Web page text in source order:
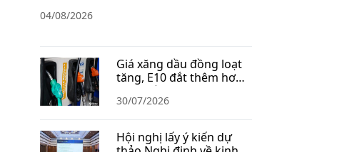
04/08/2026
Giá xăng dầu đồng loạt
tăng, E10 đắt thêm hơn
1.400 đồng/lít
30/07/2026
Hội nghị lấy ý kiến dự